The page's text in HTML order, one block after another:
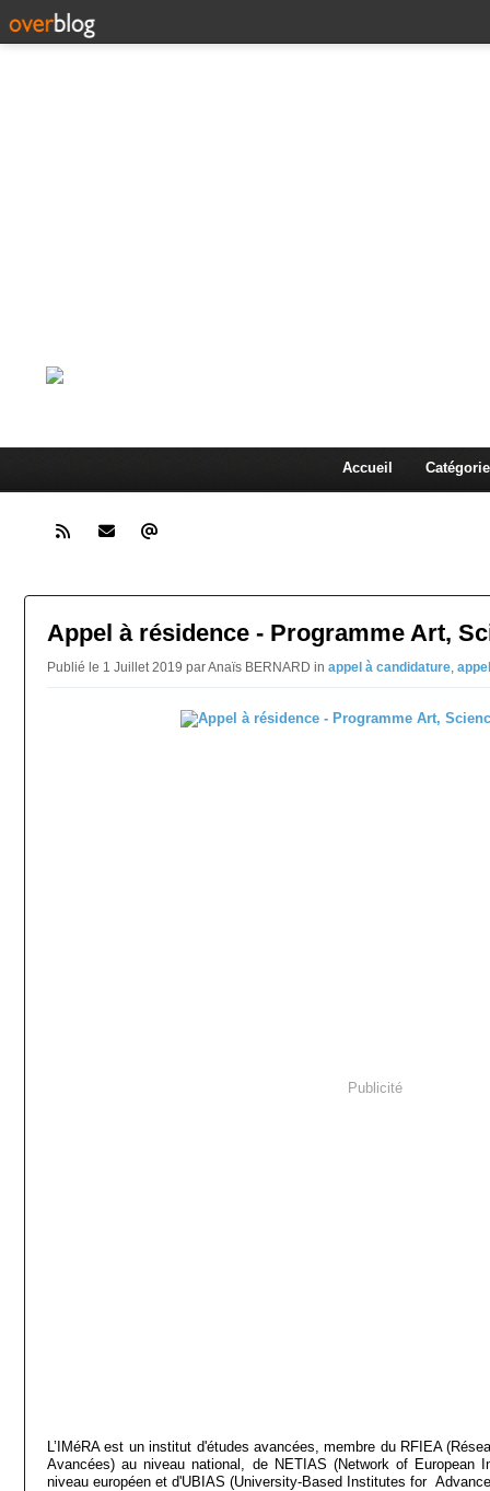
Accueil
Appel à résidence - Programme Art,
Publié le 1 Juillet 2019 par Anaïs BERNARD in appel à candidature,
Publicité
L’IMéRA est un institut d'études avancées, membre du RFIEA
Avancées) au niveau national, de NETIAS (Network of European
niveau européen et d'UBIAS (University-Based Institutes for